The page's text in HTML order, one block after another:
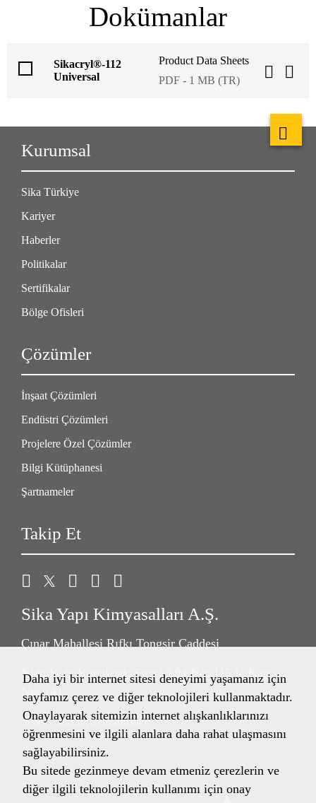
Dokümanlar
Sikacryl®-112
Universal
Product Data Sheets
PDF - 1 MB (TR)
Kurumsal
Sika Türkiye
Kariyer
Haberler
Politikalar
Sertifikalar
Bölge Ofisleri
Çözümler
İnşaat Çözümleri
Endüstri Çözümleri
Projelere Özel Çözümler
Bilgi Kütüphanesi
Şartnameler
Takip Et
Sika Yapı Kimyasalları A.Ş.
Çınar Mahallesi Rıfkı Tongsir Caddesi
Nida Kule Küçükyalı Sitesi A04 No: 115 İç Kapı
No: 141
34841 Maltepe/İstanbul
Türkiye
Daha iyi bir internet sitesi deneyimi yaşamanız için
sayfamız çerez ve diğer teknolojileri kullanmaktadır.
Onaylayarak sitemizin internet alışkanlıklarınızı
öğrenmesini ve ilgili alanlara daha rahat ulaşmasını
sağlayabilirsiniz.
Bu sitede gezinmeye devam etmeniz çerezlerin ve
diğer ilgili teknolojilerin kullanımı için onay